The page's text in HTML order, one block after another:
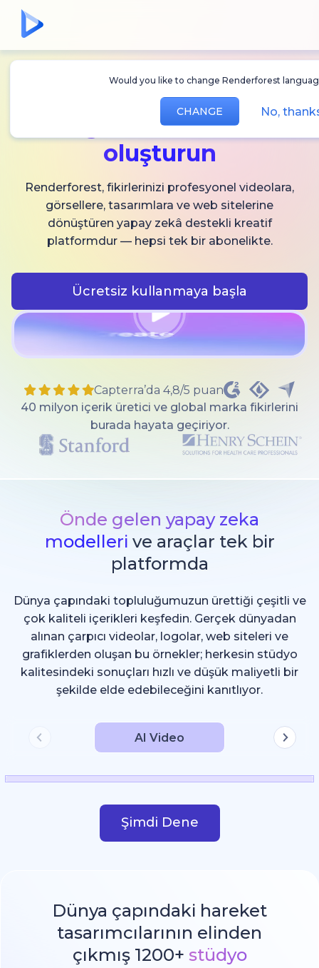
Would you like to change Renderforest
CHANGE No,
AI video,
görsel ve ses
oluşturun
Renderforest, fikirlerinizi profesyonel videolara,
görsellere, tasarımlara ve web sitelerine
dönüştüren yapay zekâ destekli kreatif
platformdur — hepsi tek bir abonelikte.
Ücretsiz kullanmaya başla
Capterra’da 4,8/5 puan
40 milyon içerik üretici ve global marka fikirlerini
burada hayata geçiriyor.
Önde gelen yapay zeka
modelleri ve araçlar tek bir
platformda
Dünya çapındaki topluluğumuzun ürettiği çeşitli ve
çok kaliteli içerikleri keşfedin. Gerçek dünyadan
alınan çarpıcı videolar, logolar, web siteleri ve
grafiklerden oluşan bu örnekler; herkesin stüdyo
kalitesindeki sonuçları hızlı ve düşük maliyetli bir
şekilde elde edebileceğini kanıtlıyor.
AI Video
Şimdi Dene
Dünya çapındaki hareket
tasarımcılarının elinden
çıkmış 1200+ stüdyo